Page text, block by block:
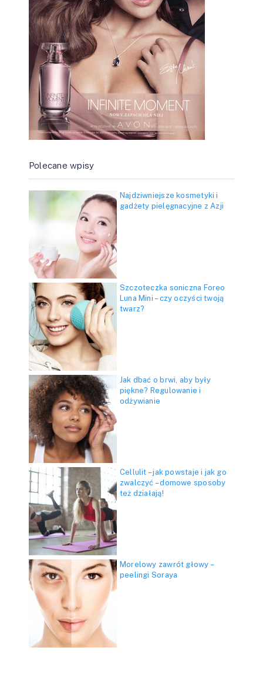
Polecane wpisy
Najdziwniejsze kosmetyki i
gadżety pielęgnacyjne z Azji
Szczoteczka soniczna Foreo
Luna Mini – czy oczyści twoją
twarz?
Jak dbać o brwi, aby były
piękne? Regulowanie i
odżywianie
Cellulit – jak powstaje i jak go
zwalczyć – domowe sposoby
też działają!
Morelowy zawrót głowy –
peelingi Soraya